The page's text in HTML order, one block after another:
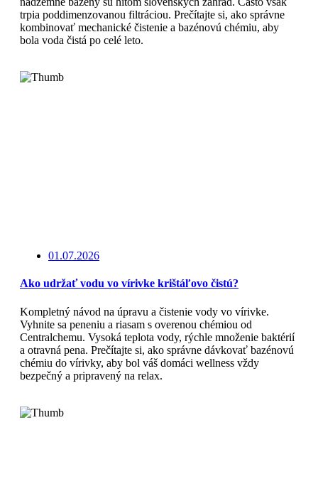
trpia poddimenzovanou filtráciou. Prečítajte si, ako správne
kombinovať mechanické čistenie a bazénovú chémiu, aby
bola voda čistá po celé leto.
01.07.2026
Ako udržať vodu vo vírivke krištáľovo čistú?
Kompletný návod na úpravu a čistenie vody vo vírivke.
Vyhnite sa peneniu a riasam s overenou chémiou od
Centralchemu. Vysoká teplota vody, rýchle množenie baktérií
a otravná pena. Prečítajte si, ako správne dávkovať bazénovú
chémiu do vírivky, aby bol váš domáci wellness vždy
bezpečný a pripravený na relax.